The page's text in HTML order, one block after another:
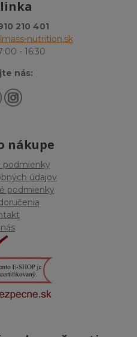
210 401
nutrition.sk
- 16:30
nás:
nákupe
podmienky
údajov
podmienky